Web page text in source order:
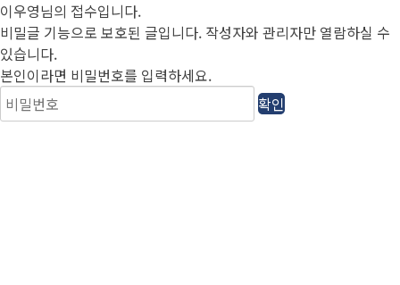
이우영님의 접수입니다.
비밀글 기능으로 보호된 글입니다. 작성자와 관리자만 열람하실 수
있습니다.
본인이라면 비밀번호를 입력하세요.